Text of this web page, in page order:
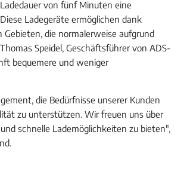
von fünf Minuten eine
Ladegeräte ermöglichen dank
die normalerweise aufgrund
Speidel, Geschäftsführer von ADS-
bequemere und weniger
die Bedürfnisse unserer Kunden
zu unterstützen. Wir freuen uns über
schnelle Lademöglichkeiten zu bieten",